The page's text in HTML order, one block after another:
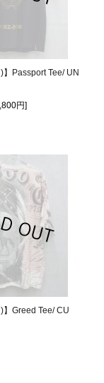
)】Passport Tee/ UN
円]
】Greed Tee/ CU